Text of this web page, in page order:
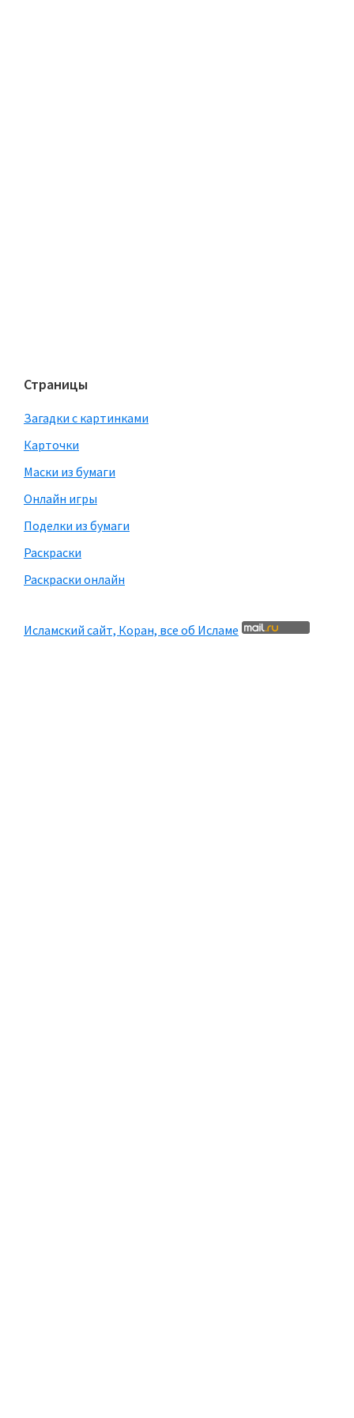
Страницы
Загадки с картинками
Карточки
Маски из бумаги
Онлайн игры
Поделки из бумаги
Раскраски
Раскраски онлайн
Исламский сайт, Коран, все об Исламе